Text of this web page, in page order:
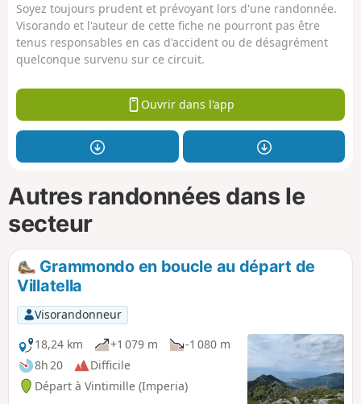
Soyez toujours prudent et prévoyant lors d'une randonnée.
Visorando et l'auteur de cette fiche ne pourront pas être
tenus responsables en cas d'accident ou de désagrément
quelconque survenu sur ce circuit.
Ouvrir dans l'app
Autres randonnées dans le
secteur
Grammondo en boucle au départ de
Villatella
Visorandonneur
18,24 km
+1 079 m
-1 080 m
8h 20
Difficile
Départ à Vintimille (Imperia)